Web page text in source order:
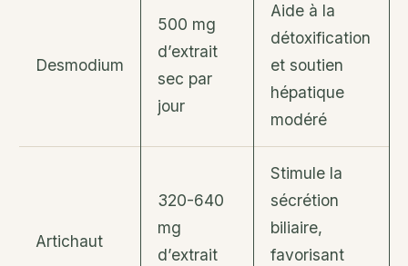
Desmodium
500 mg
d’extrait
sec par
jour
Aide à la
détoxification
et soutien
hépatique
modéré
Artichaut
320-640
mg
d’extrait
Stimule la
sécrétion
biliaire,
favorisant